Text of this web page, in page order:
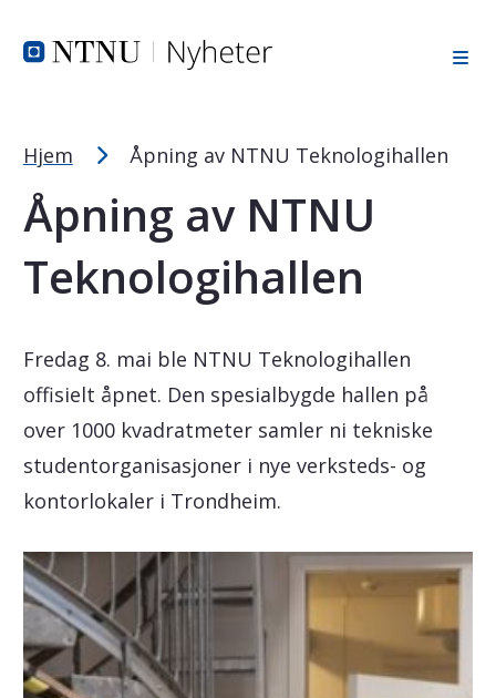
PC: Press ned CTRL og klikk på + (pluss) for å forstørre
Hjem Åpning av NTNU Teknologihallen
Åpning av NTNU
Teknologihallen
Fredag 8. mai ble NTNU Teknologihallen
offisielt åpnet. Den spesialbygde hallen på
over 1000 kvadratmeter samler ni tekniske
studentorganisasjoner i nye verksteds- og
kontorlokaler i Trondheim.